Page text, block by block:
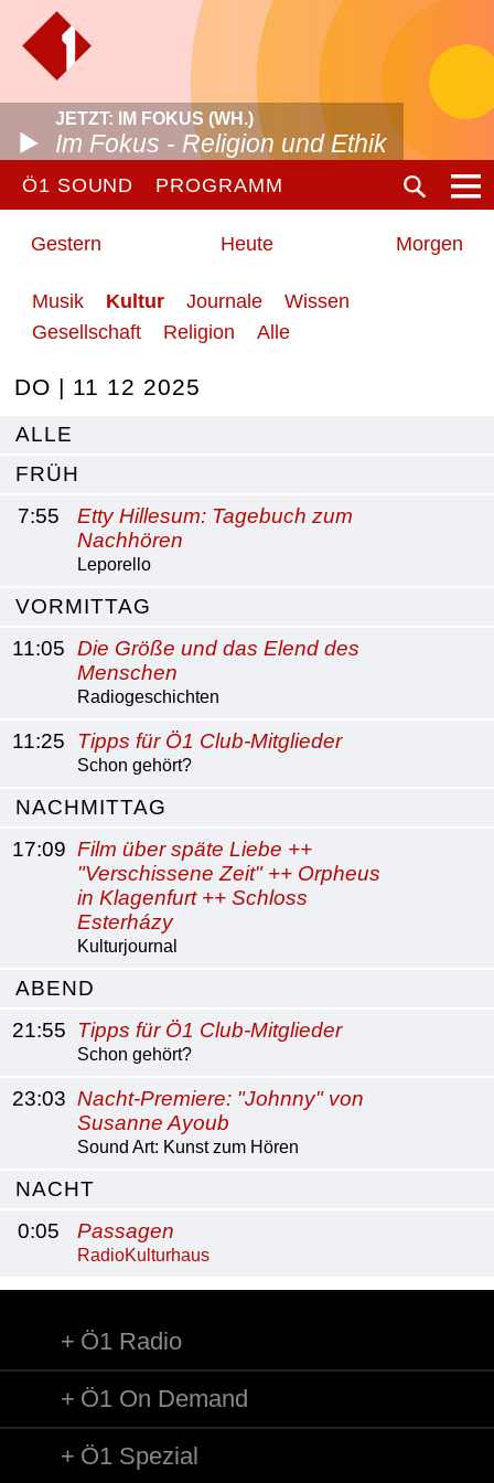
JETZT: IM FOKUS (WH.)
Im Fokus - Religion und Ethik
Ö1 SOUND PROGRAMM
Gestern Heute Morgen
Musik Kultur Journale
Wissen
Gesellschaft
Religion Alle
DO | 11 12 2025
ALLE
FRÜH
7:55
Etty Hillesum: Tagebuch zum
Nachhören
Leporello
VORMITTAG
11:05 Die Größe und das Elend des
Menschen
Radiogeschichten
11:25 Tipps für Ö1 Club-Mitglieder
Schon gehört?
NACHMITTAG
17:09 Film über späte Liebe ++
"Verschissene Zeit" ++ Orpheus
in Klagenfurt ++ Schloss
Esterházy
Kulturjournal
ABEND
21:55 Tipps für Ö1 Club-Mitglieder
Schon gehört?
23:03 Nacht-Premiere: "Johnny" von
Susanne Ayoub
Sound Art: Kunst zum Hören
NACHT
0:05
Passagen
RadioKulturhaus
Ö1 Radio
Ö1 On Demand
Ö1 Spezial